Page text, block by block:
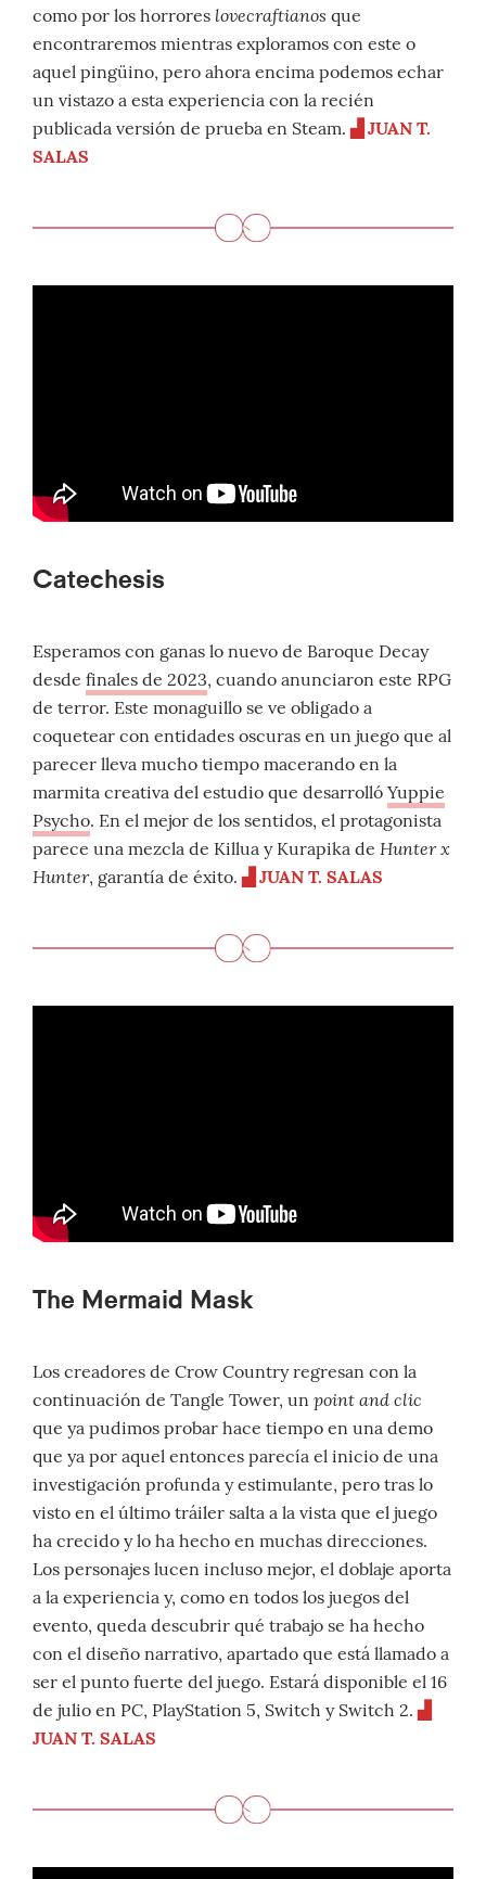
como por los horrores lovecraftianos que
encontraremos mientras exploramos con este o
aquel pingüino, pero ahora encima podemos echar
un vistazo a esta experiencia con la recién
publicada versión de prueba en Steam.▟ JUAN T.
SALAS
Catechesis
Esperamos con ganas lo nuevo de Baroque Decay
desde finales de 2023, cuando anunciaron este RPG
de terror. Este monaguillo se ve obligado a
coquetear con entidades oscuras en un juego que al
parecer lleva mucho tiempo macerando en la
marmita creativa del estudio que desarrolló Yuppie
Psycho. En el mejor de los sentidos, el protagonista
parece una mezcla de Killua y Kurapika de Hunter x
Hunter, garantía de éxito.▟ JUAN T. SALAS
The Mermaid Mask
Los creadores de Crow Country regresan con la
continuación de Tangle Tower, un point and clic
que ya pudimos probar hace tiempo en una demo
que ya por aquel entonces parecía el inicio de una
investigación profunda y estimulante, pero tras lo
visto en el último tráiler salta a la vista que el juego
ha crecido y lo ha hecho en muchas direcciones.
Los personajes lucen incluso mejor, el doblaje aporta
a la experiencia y, como en todos los juegos del
evento, queda descubrir qué trabajo se ha hecho
con el diseño narrativo, apartado que está llamado a
ser el punto fuerte del juego. Estará disponible el 16
de julio en PC, PlayStation 5, Switch y Switch 2.▟
JUAN T. SALAS